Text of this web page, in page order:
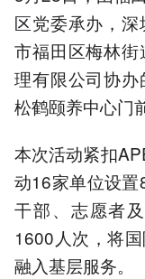
区党委承办，
市福田区梅林
理有限公司协
松鹤颐养中心门
本次活动紧扣
动16家单位设
干部、志愿者
1600人次，将
融入基层服务。